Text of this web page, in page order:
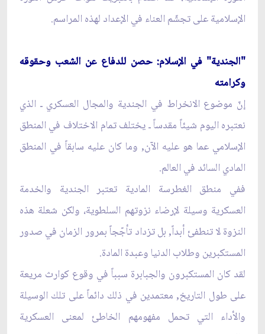
الإسلامية على تجشّم العناء في الإعداد لهذه المراسم.
"الجندية" في الإسلام: حصن للدفاع عن الشعب وحقوقه
وكرامته
إنّ موضوع الانخراط في الجندية والمجال العسكري ـ الذي
نعتبره اليوم شيئاً مقدساً ـ يختلف تمام الاختلاف في المنطق
الإسلامي عما هو عليه الآن, وما كان عليه سابقاً في المنطق
المادي السائد في العالم.
ففي منطق الغطرسة المادية تعتبر الجندية والخدمة
العسكرية وسيلة لإرضاء نزوتهم السلطوية، ولكن شعلة هذه
النزوة لا تنطفئ أبداً, بل تزداد تأجّجاً بمرور الزمان في صدور
المستكبرين وطلاب الدنيا وعبدة المادة.
لقد كان المستكبرون والجبابرة سبباً في وقوع كوارث مريعة
على طول التاريخ, معتمدين في ذلك دائماً على تلك الوسيلة
والأداء التي تحمل مفهومهم الخاطئ لمعنى العسكرية